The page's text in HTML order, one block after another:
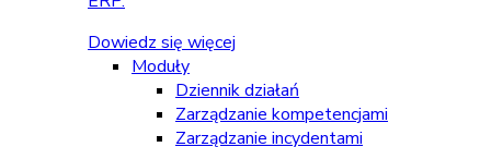
Dowiedz się więcej
Moduły
Dziennik działań
Zarządzanie kompetencjami
Zarządzanie incydentami